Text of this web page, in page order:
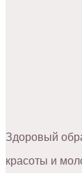
Здоровый
красоты и